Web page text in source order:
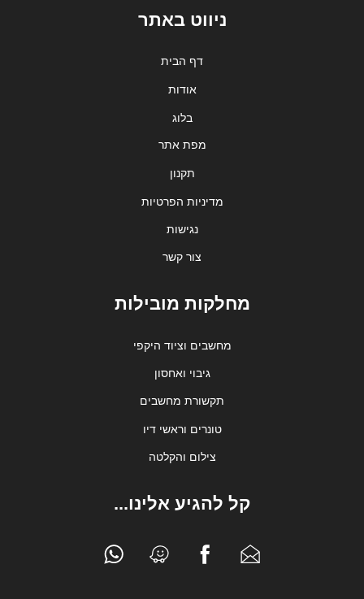
ניווט באתר
דף הבית
אודות
בלוג
מפת אתר
תקנון
מדיניות הפרטיות
נגישות
צור קשר
מחלקות מובילות
מחשבים וציוד היקפי
גיבוי ואחסון
תקשורת מחשבים
טונרים וראשי דיו
צילום והקלטה
קל להגיע אלינו...